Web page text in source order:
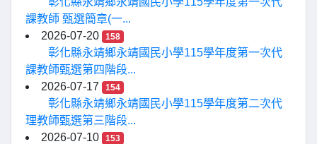
課教師 甄選簡章(一...
2026-07-20
158
彰化縣永靖鄉永靖國民小學115學年度第一次代
課教師甄選第四階段...
2026-07-17
154
彰化縣永靖鄉永靖國民小學115學年度第二次代
理教師甄選第三階段...
2026-07-10
153